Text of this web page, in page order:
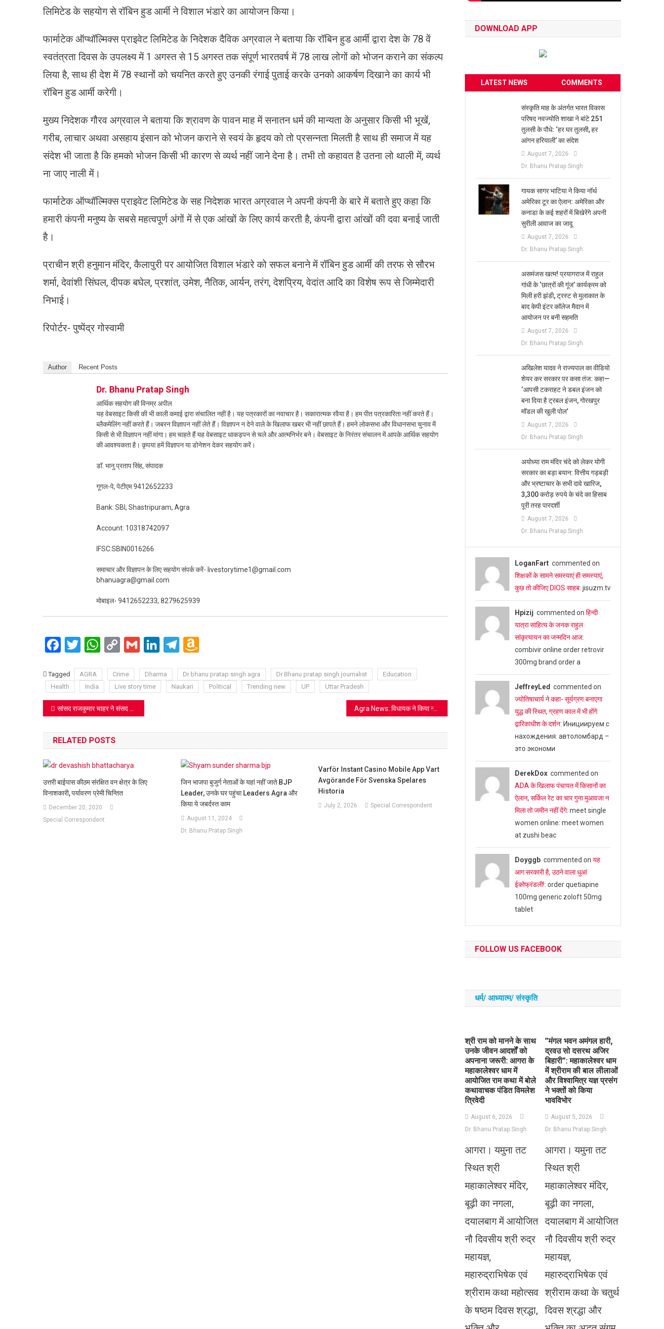
लिमिटेड के सहयोग से रॉबिन हुड आर्मी ने विशाल भंडारे का आयोजन किया।
फार्माटेक ऑप्थॉल्मिक्स प्राइवेट लिमिटेड के निदेशक दैविक अग्रवाल ने बताया कि रॉबिन हुड आर्मी द्वारा देश के 78 वें
स्वतंत्रता दिवस के उपलक्ष्य में 1 अगस्त से 15 अगस्त तक संपूर्ण भारतवर्ष में 78 लाख लोगों को भोजन कराने का संकल्प
लिया है, साथ ही देश में 78 स्थानों को चयनित करते हुए उनकी रंगाई पुताई करके उनको आकर्षण दिखाने का कार्य भी
रॉबिन हुड आर्मी करेगी।
मुख्य निदेशक गौरव अग्रवाल ने बताया कि श्रावण के पावन माह में सनातन धर्म की मान्यता के अनुसार किसी भी भूखें,
गरीब, लाचार अथवा असहाय इंसान को भोजन कराने से स्वयं के हृदय को तो प्रसन्नता मिलती है साथ ही समाज में यह
संदेश भी जाता है कि हमको भोजन किसी भी कारण से व्यर्थ नहीं जाने देना है। तभी तो कहावत है उतना लो थाली में, व्यर्थ
ना जाए नाली में।
फार्माटेक ऑप्थॉल्मिक्स प्राइवेट लिमिटेड के सह निदेशक भारत अग्रवाल ने अपनी कंपनी के बारे में बताते हुए कहा कि
हमारी कंपनी मनुष्य के सबसे महत्वपूर्ण अंगों में से एक आंखों के लिए कार्य करती है, कंपनी द्वारा आंखों की दवा बनाई जाती
है।
प्राचीन श्री हनुमान मंदिर, कैलापुरी पर आयोजित विशाल भंडारे को सफल बनाने में रॉबिन हुड आर्मी की तरफ से सौरभ
शर्मा, देवांशी सिंघल, दीपक बघेल, प्रशांत, उमेश, नैतिक, आर्यन, तरंग, देशप्रिय, वेदांत आदि का विशेष रूप से जिम्मेदारी
निभाई।
रिपोर्टर- पुष्पेंद्र गोस्वामी
Author Recent Posts
Dr. Bhanu Pratap Singh
आर्थिक सहयोग की विनम्र अपील
यह वेबसाइट किसी की भी काली कमाई द्वारा संचालित नहीं है। यह पत्रकारों का नवाचार है। सकारात्मक रवैया है। हम पीत पत्रकारिता नहीं करते हैं।
ब्लैकमेलिंग नहीं करते हैं। जबरन विज्ञापन नहीं लेते हैं। विज्ञापन न देने वाले के खिलाफ खबर भी नहीं छापते हैं। हमने लोकसभा और विधानसभा चुनाव में
किसी से भी विज्ञापन नहीं मांगा। हम चाहते हैं यह वेबसाइट धाकड़पन से चले और आत्मनिर्भर बने। वेबसाइट के निरंतर संचालन में आपके आर्थिक सहयोग
की आवश्यकता है। कृपया हमें विज्ञापन या डोनेशन देकर सहयोग करें।
डॉ. भानु प्रताप सिंह, संपादक
गूगल-पे, पेटीएम 9412652233
Bank: SBI, Shastripuram, Agra
Account: 10318742097
IFSC:SBIN0016266
समाचार और विज्ञापन के लिए सहयोग संपर्क करें- livestorytime1@gmail.com
bhanuagra@gmail.com
मोबाइल- 9412652233, 8279625939
Facebook
Twitter
WhatsApp
CopyGmailLinkedIn
Telegram
List
Tagged AGRA Crime Dharma Dr bhanu pratap singh agra Dr Bhanu pratap singh journalist
Education
Health
India Live story time Naukari Political Trending new UP Uttar Pradesh
Post
navigation
सांसद राजकुमार चाहर ने संसद में आगरा के लिए अंतरराष्ट्रीय खेल स्टेडियम की मांग उठाई Agra News: विधायक ने किया न्यू रेनो ट्राइबर का अनावरण, अत्याधुनिक फीचर्स से लैस बजट फ्रेंडली 7 सीटर ये कार है कुछ खास
RELATED POSTS
उत्तरी बाईपास कीठम संरक्षित वन क्षेत्र के लिए
विनाशकारी, पर्यावरण प्रेमी चिन्तित
December 20, 2020
Special Correspondent
जिन भाजपा बुजुर्ग नेताओं के यहां नहीं जाते BJP
Leader, उनके घर पहुंचा Leaders Agra और
किया ये जबर्दस्त काम
August 11, 2024
Dr. Bhanu Pratap Singh
Varför Instant Casino Mobile App Vart
Avgörande För Svenska Spelares
Historia
July 2, 2026 Special Correspondent
DOWNLOAD APP
LATEST NEWS COMMENTS
संस्कृति माह के अंतर्गत भारत विकास
परिषद नवज्योति शाखा ने बांटे 251
तुलसी के पौधे: ‘हर घर तुलसी, हर
आंगन हरियाली’ का संदेश
August 7, 2026
Dr. Bhanu Pratap Singh
गायक सागर भाटिया ने किया नॉर्थ
अमेरिका टूर का ऐलान: अमेरिका और
कनाडा के कई शहरों में बिखेरेंगे अपनी
सुरीली आवाज का जादू
August 7, 2026
Dr. Bhanu Pratap Singh
असमंजस खत्म! प्रयागराज में राहुल
गांधी के ‘छात्रों की गूंज’ कार्यक्रम को
मिली हरी झंडी, ट्रस्ट से मुलाकात के
बाद केपी इंटर कॉलेज मैदान में
आयोजन पर बनी सहमति
August 7, 2026
Dr. Bhanu Pratap Singh
अखिलेश यादव ने राज्यपाल का वीडियो
शेयर कर सरकार पर कसा तंज: कहा—
‘आपसी टकराहट ने डबल इंजन को
बना दिया है ट्रबल इंजन, गोरखपुर
मॉडल की खुली पोल’
August 7, 2026
Dr. Bhanu Pratap Singh
अयोध्या राम मंदिर चंदे को लेकर योगी
सरकार का बड़ा बयान: वित्तीय गड़बड़ी
और भ्रष्टाचार के सभी दावे खारिज,
3,300 करोड़ रुपये के चंदे का हिसाब
पूरी तरह पारदर्शी
August 7, 2026
Dr. Bhanu Pratap Singh
LoganFartcommented on
शिक्षकों के सामने समस्याएं ही समस्याएं,
कुछ तो कीजिए DIOS साहब: jisuzm.tv
Hpizij commented on हिन्दी
यात्रा साहित्य के जनक राहुल
सांकृत्यायन का जन्‍मदिन आज:
combivir online order retrovir
300mg brand order a
JeffreyLed commented on
ज्योतिषाचार्य ने कहा- सूर्यग्रण बनाएगा
युद्ध की स्थित, ग्रहण काल में भी होंगे
द्वारिकाधीश के दर्शन: Инициируем с
нахождения: автоломбард –
это экономи
DerekDoxcommented on
ADA के खिलाफ पंचायत में किसानों का
ऐलान, सर्किल रेट का चार गुना मुआवजा न
मिला तो जमीन नहीं देंगे: meet single
women online: meet women
at zushi beac
Doyggbcommented on यह
आग सरकारी है, उठने वाला धुआं
ईकोफ्रंडली!: order quetiapine
100mg generic zoloft 50mg
tablet
FOLLOW US FACEBOOK
धर्म/ आध्‍यात्‍म/ संस्‍कृति
​श्री राम को मानने के साथ
उनके जीवन आदर्शों को
अपनाना जरूरी: आगरा के
महाकालेश्वर धाम में
आयोजित राम कथा में बोले
कथावाचक पंडित विमलेश
त्रिवेदी
August 6, 2026
Dr. Bhanu Pratap Singh
आगरा। यमुना तट
स्थित श्री
महाकालेश्वर मंदिर,
बूढ़ी का नगला,
दयालबाग में आयोजित
नौ दिवसीय श्री रुद्र
महायज्ञ,
महारुद्राभिषेक एवं
श्रीराम कथा महोत्सव
के षष्ठम दिवस श्रद्धा,
​”मंगल भवन अमंगल हारी,
द्रवउ सो दसरथ अजिर
बिहारी”: महाकालेश्वर धाम
में श्रीराम की बाल लीलाओं
और विश्वामित्र यज्ञ प्रसंग
ने भक्तों को किया
भावविभोर
August 5, 2026
Dr. Bhanu Pratap Singh
आगरा। यमुना तट
स्थित श्री
महाकालेश्वर मंदिर,
बूढ़ी का नगला,
दयालबाग में आयोजित
नौ दिवसीय श्री रुद्र
महायज्ञ,
महारुद्राभिषेक एवं
श्रीराम कथा के चतुर्थ
दिवस श्रद्धा और